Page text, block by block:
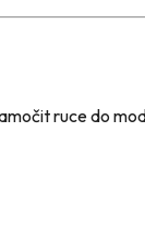
ruce do